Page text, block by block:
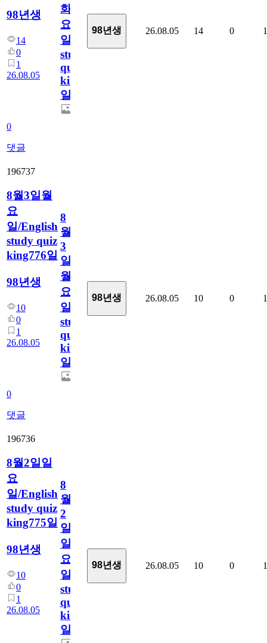
98년생
14
0
1
26.08.05
0
댓글
화
요
일/English
study
quiz
king777
일
98년생 26.08.05 14 0 1
196737
8월3일월
요
일/English
study quiz
king776일
98년생
10
0
1
26.08.05
0
댓글
8
월
3
일
월
요
일/English
study
quiz
king776
일
98년생 26.08.05 10 0 1
196736
8월2일일
요
일/English
study quiz
king775일
98년생
10
0
1
26.08.05
8
월
2
일
일
요
일/English
study
quiz
king775
일
98년생 26.08.05 10 0 1